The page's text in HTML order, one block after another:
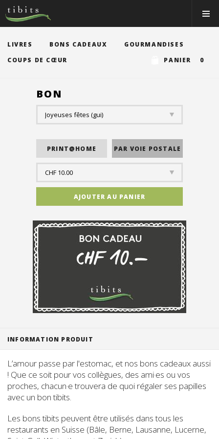
Tibits:
Home
Main
HORAIRES
À PROPOS
VOS ÉVÉNEMENTS
Bons & boutique
Suisse (FR)
LIVRES BONS CADEAUX
GOURMANDISES
COUPS DE CŒUR
PANIER 0
BON
INFORMATION PRODUIT
L’amour passe par l'estomac, et nos bons cadeaux aussi
! Que ce soit pour vos collègues, des ami·es ou vos
proches, chacun·e trouvera de quoi régaler ses papilles
avec un bon tibits.
Les bons tibits peuvent être utilisés dans tous les
restaurants en Suisse (Bâle, Berne, Lausanne, Lucerne,